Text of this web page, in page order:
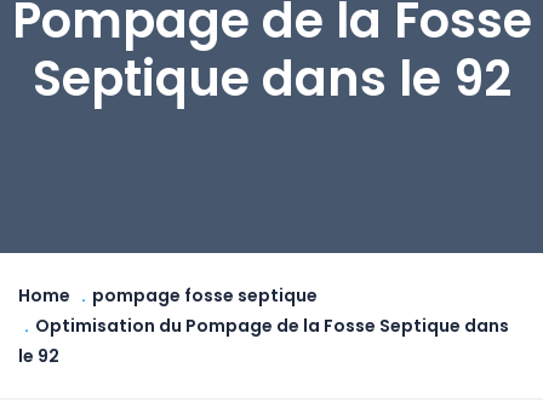
Pompage de la Fosse
Septique dans le 92
Home
pompage fosse septique
Optimisation du Pompage de la Fosse Septique dans
le 92